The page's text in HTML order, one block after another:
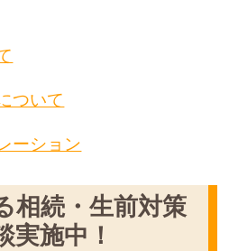
ついて
ーション
相続・生前対策
実施中！